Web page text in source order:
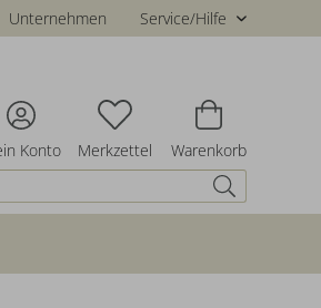
Unternehmen Service/Hilfe
Konto Merkzettel Warenkorb